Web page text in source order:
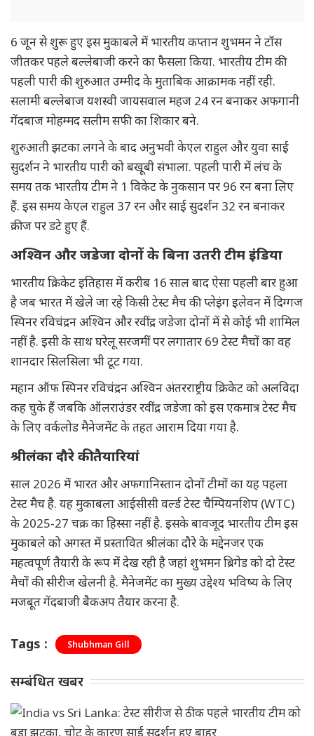
6 जून से शुरू हुए इस मुकाबले में भारतीय कप्तान शुभमन ने टॉस
जीतकर पहले बल्लेबाजी करने का फैसला किया. भारतीय टीम की
पहली पारी की शुरुआत उम्मीद के मुताबिक आक्रामक नहीं रही.
सलामी बल्लेबाज यशस्वी जायसवाल महज 24 रन बनाकर अफगानी
गेंदबाज मोहम्मद सलीम सफी का शिकार बने.
शुरुआती झटका लगने के बाद अनुभवी केएल राहुल और युवा साई
सुदर्शन ने भारतीय पारी को बखूबी संभाला. पहली पारी में लंच के
समय तक भारतीय टीम ने 1 विकेट के नुकसान पर 96 रन बना लिए
हैं. इस समय केएल राहुल 37 रन और साई सुदर्शन 32 रन बनाकर
क्रीज पर डटे हुए हैं.
अश्विन और जडेजा दोनों के बिना उतरी टीम इंडिया
भारतीय क्रिकेट इतिहास में करीब 16 साल बाद ऐसा पहली बार हुआ
है जब भारत में खेले जा रहे किसी टेस्ट मैच की प्लेइंग इलेवन में दिग्गज
स्पिनर रविचंद्रन अश्विन और रवींद्र जडेजा दोनों में से कोई भी शामिल
नहीं है. इसी के साथ घरेलू सरजमीं पर लगातार 69 टेस्ट मैचों का वह
शानदार सिलसिला भी टूट गया.
महान ऑफ स्पिनर रविचंद्रन अश्विन अंतरराष्ट्रीय क्रिकेट को अलविदा
कह चुके हैं जबकि ऑलराउंडर रवींद्र जडेजा को इस एकमात्र टेस्ट मैच
के लिए वर्कलोड मैनेजमेंट के तहत आराम दिया गया है.
श्रीलंका दौरे की तैयारियां
साल 2026 में भारत और अफगानिस्तान दोनों टीमों का यह पहला
टेस्ट मैच है. यह मुकाबला आईसीसी वर्ल्ड टेस्ट चैम्पियनशिप (WTC)
के 2025-27 चक्र का हिस्सा नहीं है. इसके बावजूद भारतीय टीम इस
मुकाबले को अगस्त में प्रस्तावित श्रीलंका दौरे के मद्देनजर एक
महत्वपूर्ण तैयारी के रूप में देख रही है जहां शुभमन ब्रिगेड को दो टेस्ट
मैचों की सीरीज खेलनी है. मैनेजमेंट का मुख्य उद्देश्य भविष्य के लिए
मजबूत गेंदबाजी बैकअप तैयार करना है.
Tags : Shubhman Gill
सम्बंधित खबर